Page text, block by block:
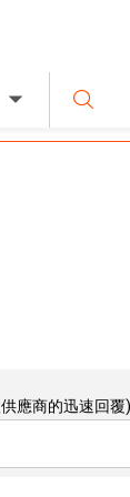
應商的迅速回覆)